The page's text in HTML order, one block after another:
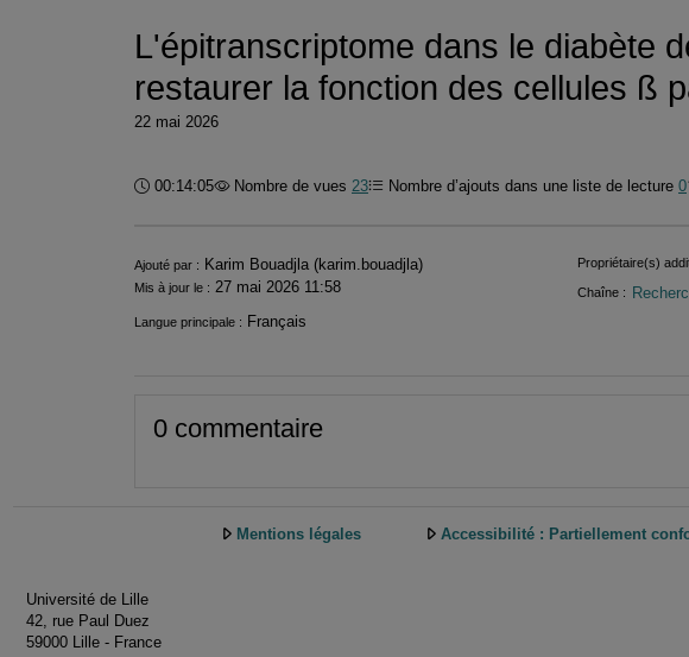
L'épitranscriptome dans le diabète
restaurer la fonction des cellules ß
22 mai 2026
Durée :
00:14:05 Nombre de vues 23 Nombre d’ajouts dans une liste de lecture 0
Informations
Ajouté par : Karim Bouadjla (karim.bouadjla) Propriétaire(s)
Mis à jour le : 27 mai 2026 11:58 Chaîne :
Langue principale : Français
0 commentaire
Université de Lille
42, rue Paul Duez
59000 Lille - France
Mentions légales Accessibilité : Partiellement